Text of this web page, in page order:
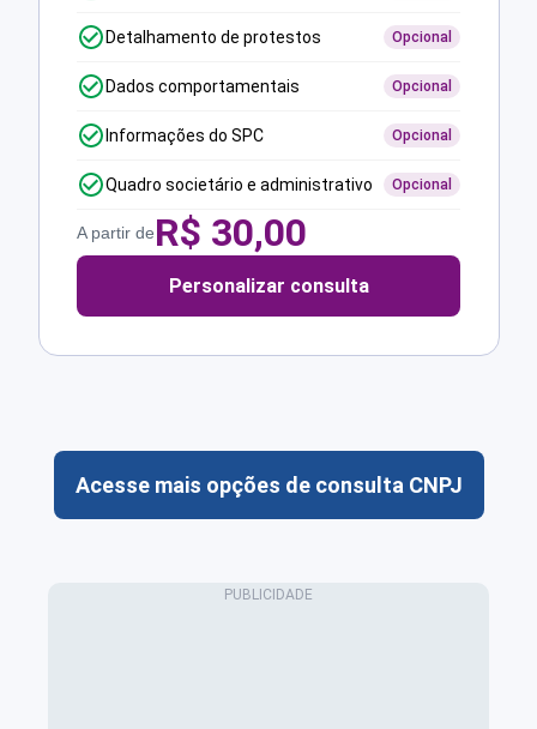
Detalhamento de protestos Opcional
Dados comportamentais Opcional
Informações do SPC Opcional
Quadro societário e administrativo Opcional
A partir deR$ 30,00
Personalizar consulta
Acesse mais opções de consulta CNPJ